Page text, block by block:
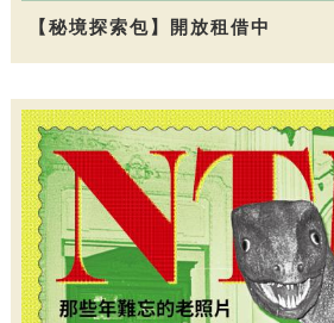
【秘境探索包】開放租借中